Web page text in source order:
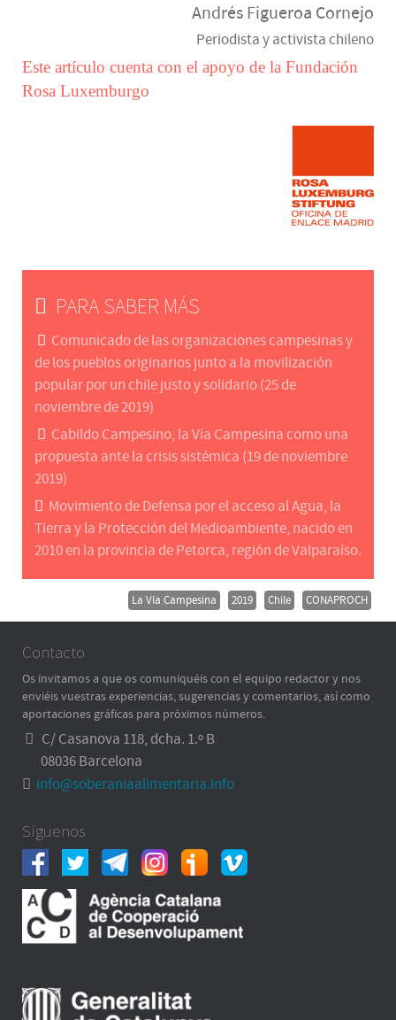
Andrés Figueroa Cornejo
Periodista y activista chileno
Este artículo cuenta con el apoyo de la Fundación
Rosa Luxemburgo
PARA SABER MÁS
Comunicado de las organizaciones campesinas y
de los pueblos originarios junto a la movilización
popular por un chile justo y solidario (25 de
noviembre de 2019)
Cabildo Campesino, la Vía Campesina como una
propuesta ante la crisis sistémica (19 de noviembre
2019)
Movimiento de Defensa por el acceso al Agua, la
Tierra y la Protección del Medioambiente, nacido en
2010 en la provincia de Petorca, región de Valparaíso.
La Vía Campesina 2019 Chile CONAPROCH
Contacto
Os invitamos a que os comuniquéis con el equipo redactor y nos
enviéis vuestras experiencias, sugerencias y comentarios, así como
aportaciones gráficas para próximos números.
C/ Casanova 118, dcha. 1.º B
08036 Barcelona
info@soberaniaalimentaria.info
Síguenos